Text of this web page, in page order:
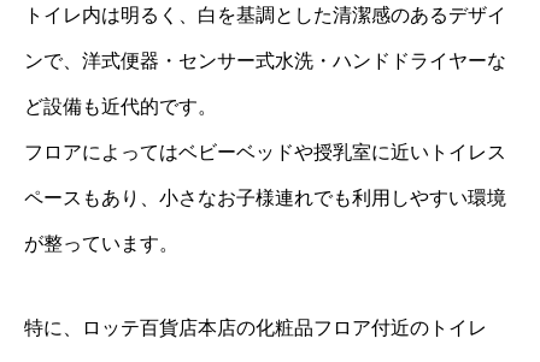
トイレ内は明るく、白を基調とした清潔感のあるデザイ
ンで、洋式便器・センサー式水洗・ハンドドライヤーな
ど設備も近代的です。
フロアによってはベビーベッドや授乳室に近いトイレス
ペースもあり、小さなお子様連れでも利用しやすい環境
が整っています。
特に、ロッテ百貨店本店の化粧品フロア付近のトイレ